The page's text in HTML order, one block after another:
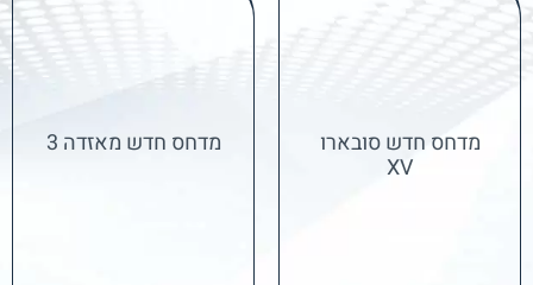
מדחס חדש סובארו
XV
מדחס חדש מאזדה 3